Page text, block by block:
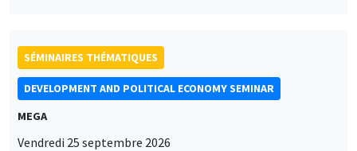
SÉMINAIRES THÉMATIQUES
DEVELOPMENT AND POLITICAL ECONOMY SEMINAR
MEGA
Vendredi 25 septembre 2026